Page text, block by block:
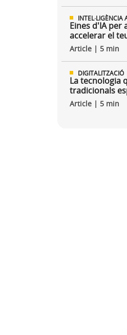
INTEL·LIGÈNCIA
Eines d'IA per
accelerar el
Article | 5 min
DIGITALITZACIÓ
La tecnologia
tradicionals
Article | 5 min